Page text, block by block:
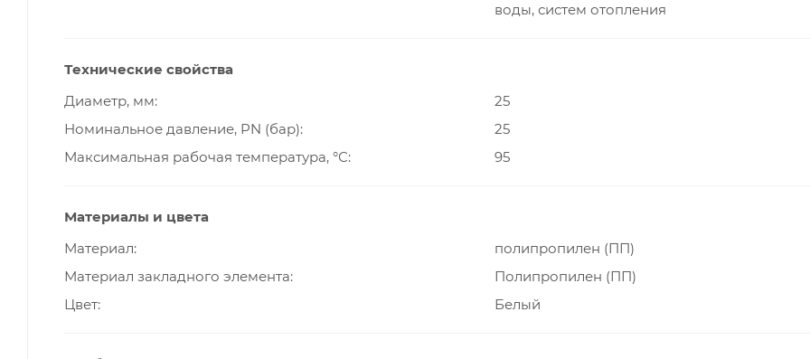
воды, систем отопления
Технические свойства
Диаметр, мм
25
Номинальное давление, PN (бар)
25
Максимальная рабочая температура, °С
95
Материалы и цвета
Материал
полипропилен (ПП)
Материал закладного элемента
Полипропилен (ПП)
Цвет
Белый